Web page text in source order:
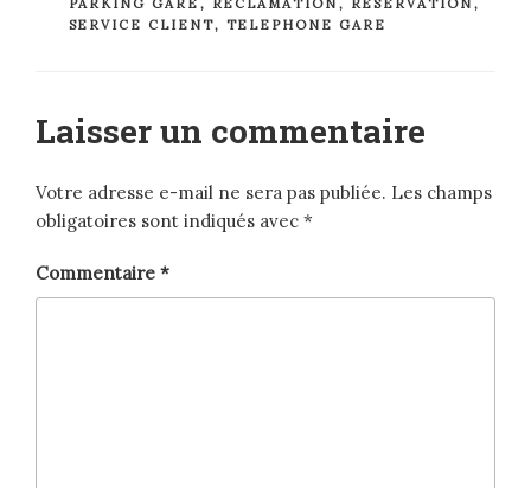
PARKING GARE , RÉCLAMATION , RÉSERVATION ,
SERVICE CLIENT, TELEPHONE GARE
Laisser un commentaire
Votre adresse e-mail ne sera pas publiée. Les champs
obligatoires sont indiqués avec *
Commentaire *